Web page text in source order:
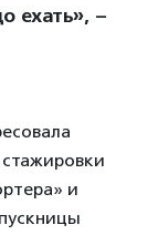
ехать», –
и